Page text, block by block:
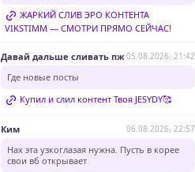
ЖАРКИЙ СЛИВ ЭРО КОНТЕНТА
VIKSTIMM — СМОТРИ ПРЯМО СЕЙЧАС!
Давай дальше сливать пж05.08.2026, 21:42
Где новые посты
Купил и слил контент Твоя JESYDY🥰
Ким 06.08.2026, 22:57
Нах эта узкоглазая нужна. Пусть в корее
свои вб открывает